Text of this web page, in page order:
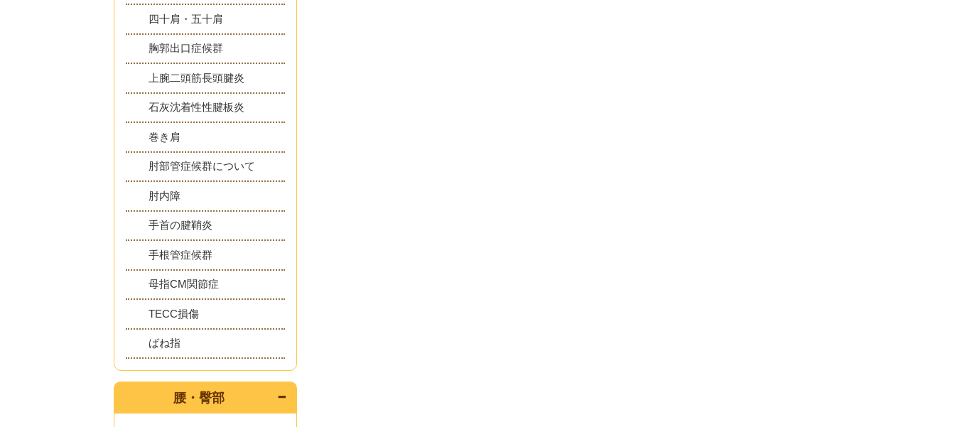
四十肩・五十肩
胸郭出口症候群
上腕二頭筋長頭腱炎
石灰沈着性性腱板炎
巻き肩
肘部管症候群について
肘内障
手首の腱鞘炎
手根管症候群
母指CM関節症
TECC損傷
ばね指
腰・臀部